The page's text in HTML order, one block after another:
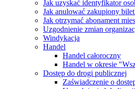
Jak uzyskać identyfikator
Jak anulować zakupiony
Jak otrzymać abonament
Uzgodnienie zmian
Windykacja
Handel
Handel całoroczny
Handel w okresie
Dostęp do drogi publicznej
Zaświadczenie o